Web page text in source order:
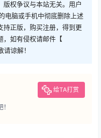
权争议与本站无关。用户
电脑或手机中彻底删除上述
持正版，购买注册，得到更
，如有侵权请邮件【
谅解！
给TA打赏